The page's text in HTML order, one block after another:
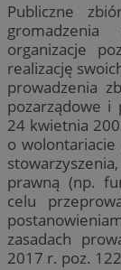
Publiczne
organizacje
realizację
prowadzenia
pozarządowe
24 kwietnia
o
prawną (np.
celu
zasadach
2017 r. poz.